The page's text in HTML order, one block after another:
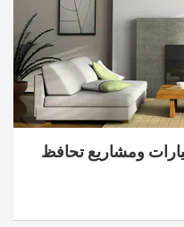
ومشاريع تحافظ